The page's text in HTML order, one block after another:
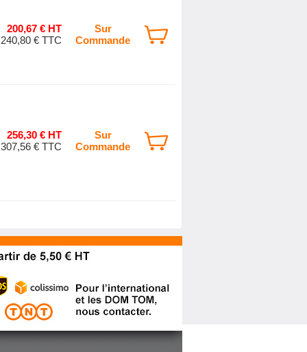
200,67 € HT
240,80 € TTC
Sur
Commande
256,30 € HT
307,56 € TTC
Sur
Commande